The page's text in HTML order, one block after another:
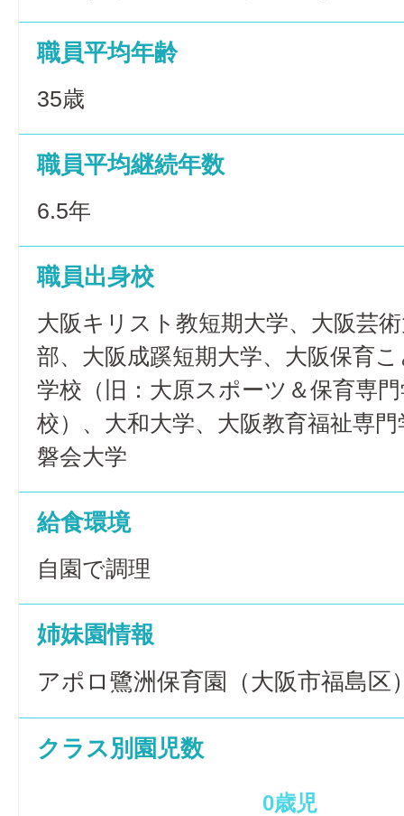
職員平均年齢
35歳
職員平均継続年数
6.5年
職員出身校
大阪キリスト教短期大学、大阪芸
部、大阪成蹊短期大学、大阪保育
学校（旧：大原スポーツ＆保育専
校）、大和大学、大阪教育福祉専
磐会大学
給食環境
自園で調理
姉妹園情報
アポロ鷺洲保育園（大阪市福島区
クラス別園児数
0歳児